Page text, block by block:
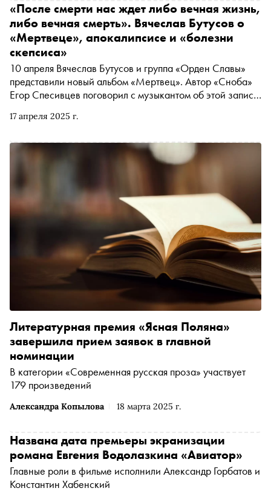
17 апреля 2025 г.
«После смерти нас ждет либо вечная жизнь,
либо вечная смерть». Вячеслав Бутусов о
«Мертвеце», апокалипсисе и «болезни
скепсиса»
10 апреля Вячеслав Бутусов и группа «Орден Славы»
представили новый альбом «Мертвец». Автор «Сноба»
Егор Спесивцев поговорил с музыкантом об этой записи,
треков и сомнениях в вере
Александра Копылова 18 марта 2025 г.
Литературная премия «Ясная Поляна»
завершила прием заявок в главной
номинации
В категории «Современная русская проза» участвует
179 произведений
Названа дата премьеры экранизации
романа Евгения Водолазкина «Авиатор»
Главные роли в фильме исполнили Александр Горбатов и
Константин Хабенский